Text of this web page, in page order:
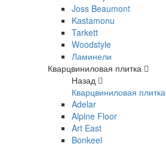
Joss Beaumont
Kastamonu
Tarkett
Woodstyle
Ламинели
Кварцвиниловая плитка
Назад
Кварцвиниловая плитка
Adelar
Alpine Floor
Art East
Bonkeel